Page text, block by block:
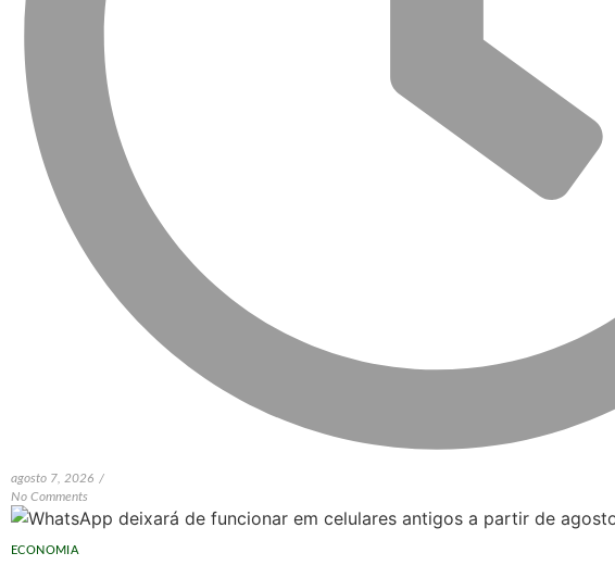
agosto 7, 2026 /
No Comments
ECONOMIA